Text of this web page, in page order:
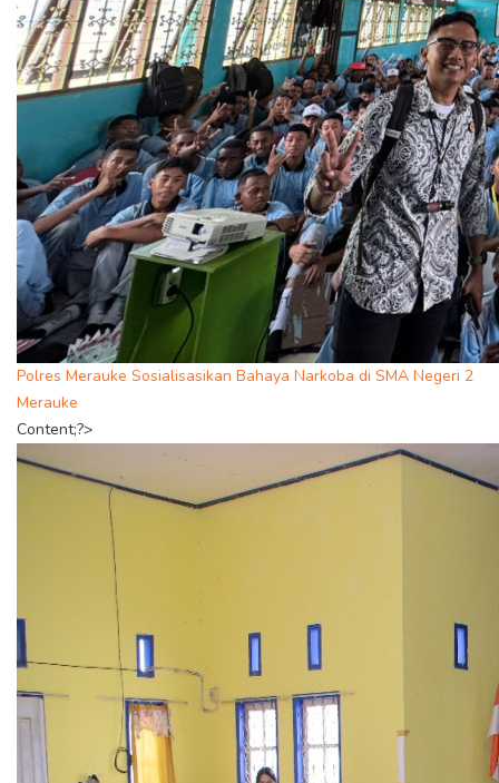
Polres Merauke Sosialisasikan Bahaya Narkoba di SMA Negeri 2
Merauke
Content;?>